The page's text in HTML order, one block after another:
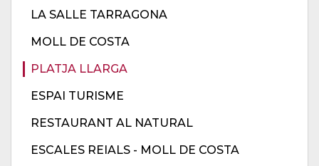
LA SALLE TARRAGONA
MOLL DE COSTA
PLATJA LLARGA
ESPAI TURISME
RESTAURANT AL NATURAL
ESCALES REIALS - MOLL DE COSTA